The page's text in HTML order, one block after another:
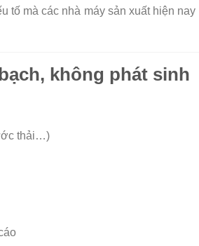
tố mà các nhà máy sản xuất hiện
không phát sinh
thải…)